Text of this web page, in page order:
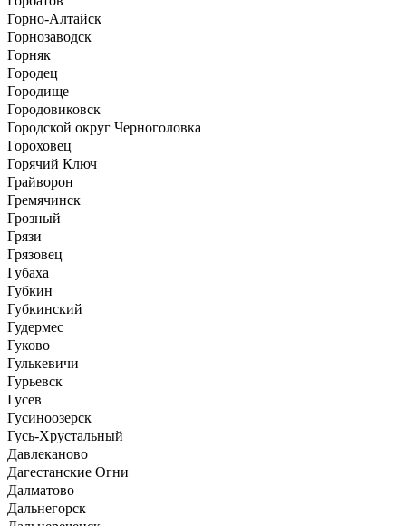
Горно-Алтайск
Горнозаводск
Горняк
Городец
Городище
Городовиковск
Городской округ Черноголовка
Гороховец
Горячий Ключ
Грайворон
Гремячинск
Грозный
Грязи
Грязовец
Губаха
Губкин
Губкинский
Гудермес
Гуково
Гулькевичи
Гурьевск
Гусев
Гусиноозерск
Гусь-Хрустальный
Давлеканово
Дагестанские Огни
Далматово
Дальнегорск